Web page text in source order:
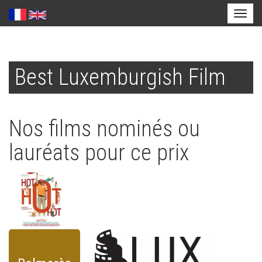
contenu
principal
Best Luxemburgish Film
Nos films nominés ou
lauréats pour ce prix